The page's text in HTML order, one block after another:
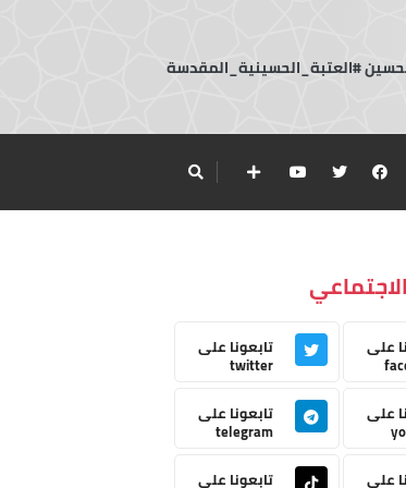
#العتبة_الحسينية_المقدسة
على تابعونا على
twitter
على
تابعونا على
telegram
على
تابعونا على